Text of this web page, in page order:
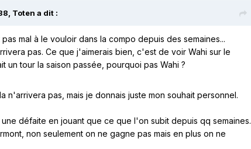
Toten a dit :
mal à le vouloir dans la compo depuis des semaines...
pas. Ce que j'aimerais bien, c'est de voir Wahi sur le
un tour la saison passée, pourquoi pas Wahi ?
n'arrivera pas, mais je donnais juste mon souhait personnel.
une défaite en jouant que ce que l'on subit depuis qq semaines.
non seulement on ne gagne pas mais en plus on ne